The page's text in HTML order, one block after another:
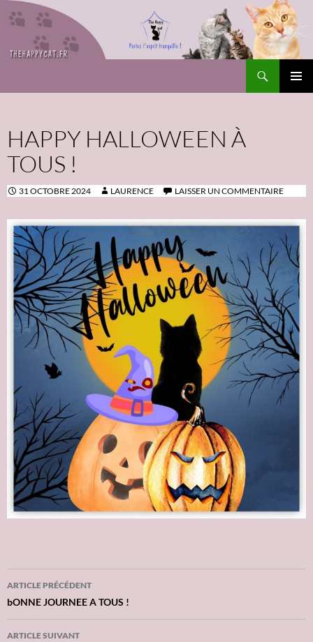
HAPPY HALLOWEEN À
TOUS !
31 OCTOBRE 2024 LAURENCE LAISSER UN COMMENTAIRE
Navigation
des
ARTICLE PRÉCÉDENT
bONNE JOURNEE A TOUS !
ARTICLE SUIVANT